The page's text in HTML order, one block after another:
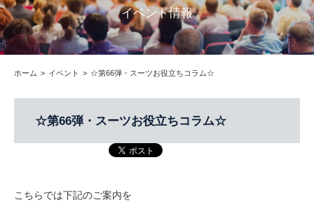
イベント情報
ホーム イベント ☆第66弾・スーツお役立ちコラム☆
☆第66弾・スーツお役立ちコラム☆
こちらでは下記のご案内を